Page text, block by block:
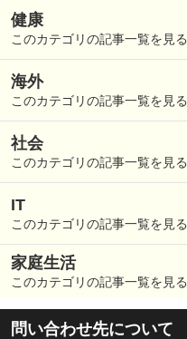
健康
このカテゴリの記事一覧を見る
海外
このカテゴリの記事一覧を見る
社会
このカテゴリの記事一覧を見る
IT
このカテゴリの記事一覧を見る
家庭生活
このカテゴリの記事一覧を見る
問い合わせ先について